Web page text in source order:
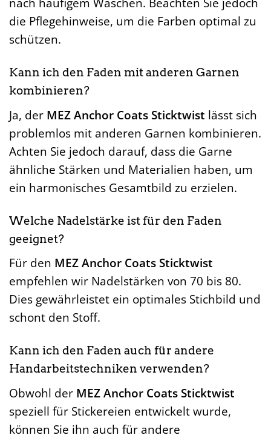
die Pflegehinweise, um die Farben optimal zu
schützen.
Kann ich den Faden mit anderen Garnen
kombinieren?
Ja, der MEZ Anchor Coats Sticktwist lässt sich
problemlos mit anderen Garnen kombinieren.
Achten Sie jedoch darauf, dass die Garne
ähnliche Stärken und Materialien haben, um
ein harmonisches Gesamtbild zu erzielen.
Welche Nadelstärke ist für den Faden
geeignet?
Für den MEZ Anchor Coats Sticktwist
empfehlen wir Nadelstärken von 70 bis 80.
Dies gewährleistet ein optimales Stichbild und
schont den Stoff.
Kann ich den Faden auch für andere
Handarbeitstechniken verwenden?
Obwohl der MEZ Anchor Coats Sticktwist
speziell für Stickereien entwickelt wurde,
können Sie ihn auch für andere